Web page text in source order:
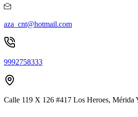
aza_cnt@hotmail.com
9992758333
Calle 119 X 126 #417 Los Heroes, Mérida